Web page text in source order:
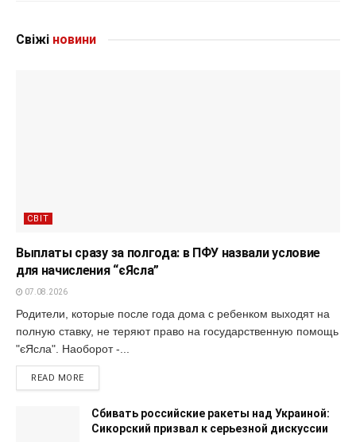
Свіжі новини
СВІТ
Выплаты сразу за полгода: в ПФУ назвали условие
для начисления “єЯсла”
07.08.2026
Родители, которые после года дома с ребенком выходят на
полную ставку, не теряют право на государственную помощь
"єЯсла". Наоборот -...
READ MORE
Сбивать российские ракеты над Украиной:
Сикорский призвал к серьезной дискуссии